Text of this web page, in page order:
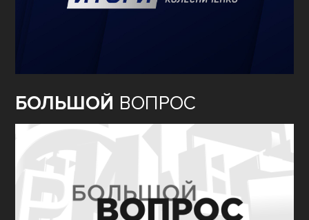
БОЛЬШОЙ ВОПРОС